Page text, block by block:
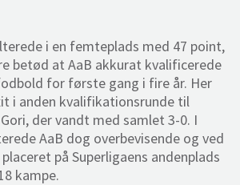
i en femteplads med 47 point,
betød at AaB akkurat kvalificerede
for første gang i fire år. Her
i anden kvalifikationsrunde til
der vandt med samlet 3-0. I
AaB dog overbevisende og ved
på Superligaens andenplads
kampe.